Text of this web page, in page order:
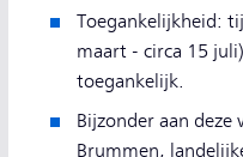
Toegankelijkheid:
maart - circa 15
toegankelijk.
Bijzonder aan
Brummen,